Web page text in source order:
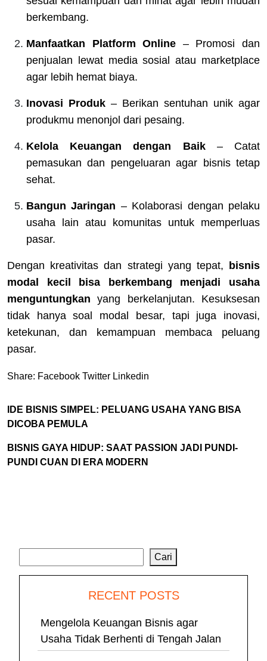
berkembang.
Manfaatkan Platform Online – Promosi dan
penjualan lewat media sosial atau marketplace
agar lebih hemat biaya.
Inovasi Produk – Berikan sentuhan unik agar
produkmu menonjol dari pesaing.
Kelola Keuangan dengan Baik– Catat
pemasukan dan pengeluaran agar bisnis tetap
sehat.
Bangun Jaringan – Kolaborasi dengan pelaku
usaha lain atau komunitas untuk memperluas
pasar.
Dengan kreativitas dan strategi yang tepat,
bisnis
modal kecil bisa berkembang menjadi usaha
menguntungkan yang berkelanjutan. Kesuksesan
tidak hanya soal modal besar, tapi juga inovasi,
ketekunan, dan kemampuan membaca peluang
pasar.
Share: Facebook Twitter Linkedin
IDE BISNIS SIMPEL: PELUANG USAHA YANG BISA
DICOBA PEMULA
BISNIS GAYA HIDUP: SAAT PASSION JADI PUNDI-
PUNDI CUAN DI ERA MODERN
Cari
RECENT POSTS
Mengelola Keuangan Bisnis agar
Usaha Tidak Berhenti di Tengah Jalan